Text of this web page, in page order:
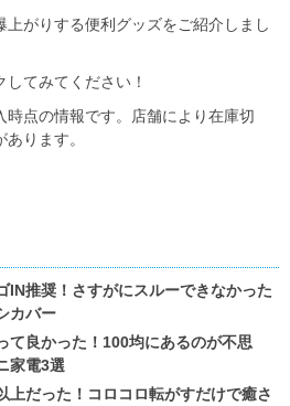
がりする便利グッズをご紹介しまし
てみてください！
点の情報です。店舗により在庫切
ります。
IN推奨！さすがにスルーできなかった
カバー
て良かった！100均にあるのが不思
家電3選
上だった！コロコロ転がすだけで癒さ